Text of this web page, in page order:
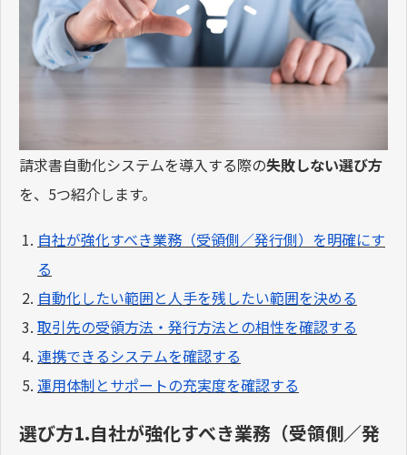
請求書自動化システムを導入する際の失敗しない選び方
を、5つ紹介します。
自社が強化すべき業務（受領側／発行側）を明確にす
る
自動化したい範囲と人手を残したい範囲を決める
取引先の受領方法・発行方法との相性を確認する
連携できるシステムを確認する
運用体制とサポートの充実度を確認する
選び方1.自社が強化すべき業務（受領側／発